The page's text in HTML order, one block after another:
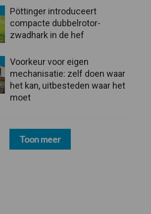
Pöttinger introduceert
compacte dubbelrotor-
zwadhark in de hef
Voorkeur voor eigen
mechanisatie: zelf doen waar
het kan, uitbesteden waar het
moet
Toon meer